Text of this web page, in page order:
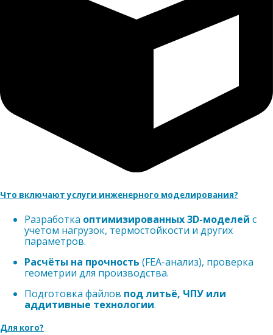
Что включают услуги инженерного моделирования?
Разработка оптимизированных 3D-моделей с
учетом нагрузок, термостойкости и других
параметров.
Расчёты на прочность (FEA-анализ), проверка
геометрии для производства.
Подготовка файлов под литьё, ЧПУ или
аддитивные технологии.
Для кого?